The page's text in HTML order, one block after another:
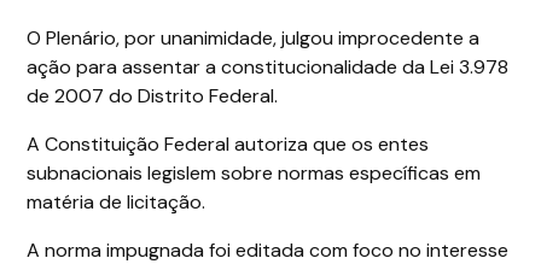
O Plenário, por unanimidade, julgou improcedente a
ação para assentar a constitucionalidade da Lei 3.978
de 2007 do Distrito Federal.
A Constituição Federal autoriza que os entes
subnacionais legislem sobre normas específicas em
matéria de licitação.
A norma impugnada foi editada com foco no interesse